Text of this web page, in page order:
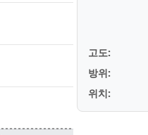
고도:
방위:
위치: